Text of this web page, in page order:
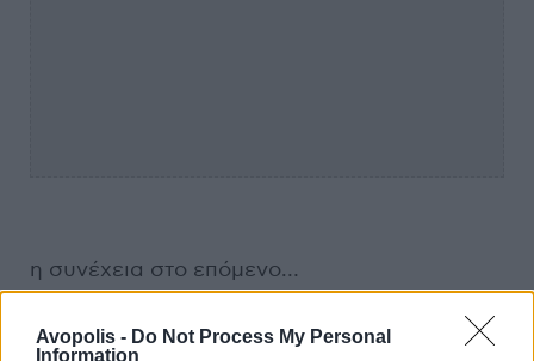
Avopolis - Do Not Process My Personal
Information
η συνέχεια στο επόμενο…
Πολύ ευχάριστα τα νέα για τον εγχώριο